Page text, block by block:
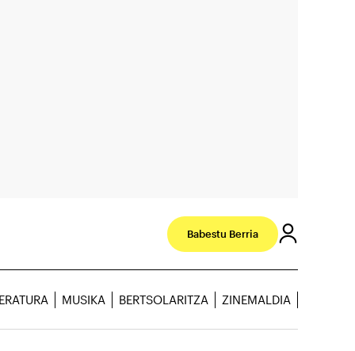
Babestu Berria
MUSIKA BERTSOLARITZA ZINEMALDIA